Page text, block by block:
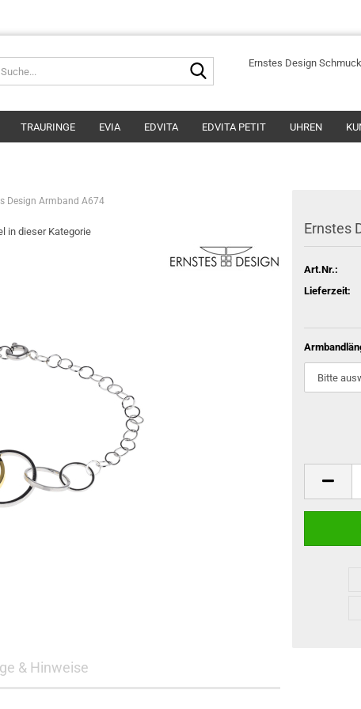
Ernstes Design
TRAURINGE EVIA EDVITA EDVITA PETIT UHREN
Design Armband A674
in dieser Kategorie Ernstes
Art.Nr.:
Lieferzeit:
& Hinweise